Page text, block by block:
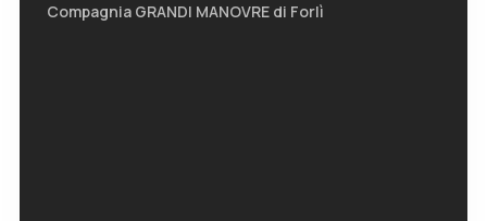
Compagnia GRANDI MANOVRE di Forlì